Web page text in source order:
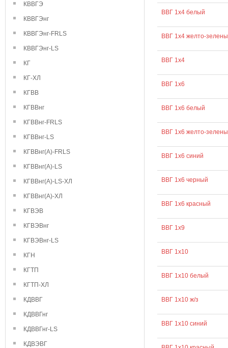
КВВГЭ
КВВГЭнг
КВВГЭнг-FRLS
КВВГЭнг-LS
КГ
КГ-ХЛ
КГВВ
КГВВнг
КГВВнг-FRLS
КГВВнг-LS
КГВВнг(А)-FRLS
КГВВнг(А)-LS
КГВВнг(А)-LS-ХЛ
КГВВнг(А)-ХЛ
КГВЭВ
КГВЭВнг
КГВЭВнг-LS
КГН
КГТП
КГТП-ХЛ
КДВВГ
КДВВГнг
КДВВГнг-LS
КДВЭВГ
ВВГ 1х4 белый
ВВГ 1х4 желто-
ВВГ 1х4
ВВГ 1х6
ВВГ 1х6 белый
ВВГ 1х6 желто-
ВВГ 1х6 синий
ВВГ 1х6 черный
ВВГ 1х6 красный
ВВГ 1х9
ВВГ 1х10
ВВГ 1х10 белый
ВВГ 1х10 ж/з
ВВГ 1х10 синий